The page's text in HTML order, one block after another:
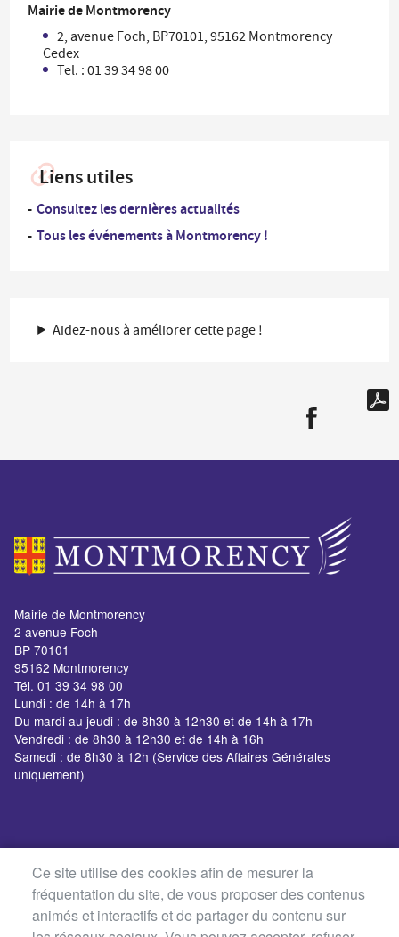
Mairie de Montmorency
2, avenue Foch, BP70101, 95162 Montmorency
Cedex
Tel. : 01 39 34 98 00
Liens utiles
Consultez les dernières actualités
Tous les événements à Montmorency !
Aidez-nous à améliorer cette page !
Mairie de Montmorency
2 avenue Foch
BP 70101
95162 Montmorency
Tél. 01 39 34 98 00
Lundi : de 14h à 17h
Du mardi au jeudi : de 8h30 à 12h30 et de 14h à 17h
Vendredi : de 8h30 à 12h30 et de 14h à 16h
Samedi : de 8h30 à 12h (Service des Affaires Générales
uniquement)
Ce site utilise des cookies afin de mesurer la
fréquentation du site, de vous proposer des contenus
animés et interactifs et de partager du contenu sur